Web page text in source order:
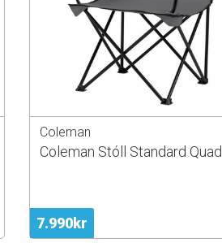
7.990kr
Coleman
Coleman Stóll Standard Quad